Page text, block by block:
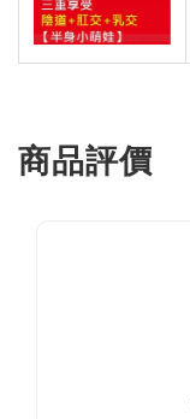
商品評價